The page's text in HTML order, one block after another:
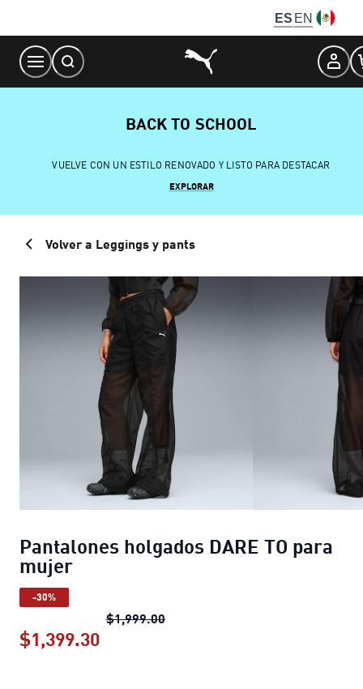
Content
ES EN
BACK TO SCHOOL
VUELVE CON UN ESTILO RENOVADO Y LISTO PARA DESTACAR
EXPLORAR
Volver a Leggings y pants
Pantalones holgados DARE TO para
mujer
-30%
$1,999.00Pantalones holgados DARE TO
$1,399.30